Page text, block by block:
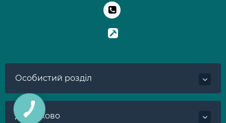
Особистий розділ
Додатково
КНОПКА
ЗВ'ЯЗКУ